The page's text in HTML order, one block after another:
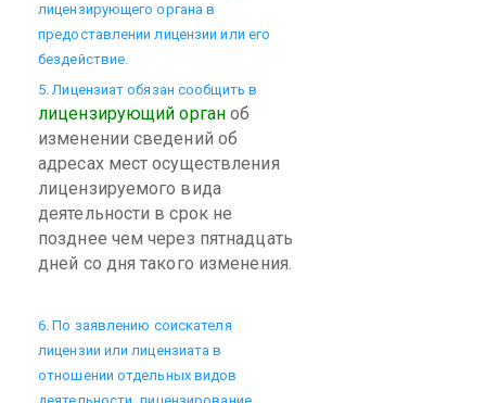
лицензирующего органа в
предоставлении лицензии или его
бездействие.
5. Лицензиат обязан сообщить в
лицензирующий органоб
изменении сведений об
адресах мест осуществления
лицензируемого вида
деятельности в срок не
позднее чем через пятнадцать
дней со дня такого изменения.
6. По заявлению соискателя
лицензии или лицензиата в
отношении отдельных видов